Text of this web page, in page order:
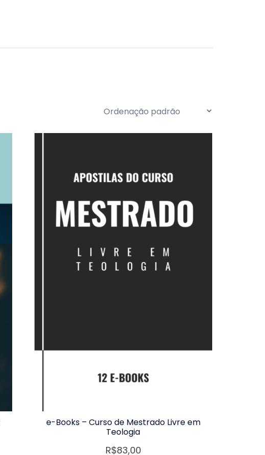
e-Books – Curso de Mestrado Livre em
Teologia
R$83,00